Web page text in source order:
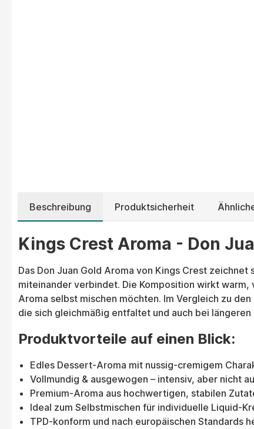
Beschreibung Produktsicherheit
Kings Crest Aroma - Don
Das Don Juan Gold Aroma von Kings Crest
miteinander verbindet. Die Komposition wirkt
Aroma selbst mischen möchten. Im Vergleich zu
die sich gleichmäßig entfaltet und auch bei
Produktvorteile auf einen Blick:
Edles Dessert-Aroma mit nussig-cremigem
Vollmundig & ausgewogen – intensiv, aber nicht
Premium-Aroma aus hochwertigen, stabilen
Ideal zum Selbstmischen für individuelle Liquid-
TPD-konform und nach europäischen Standards